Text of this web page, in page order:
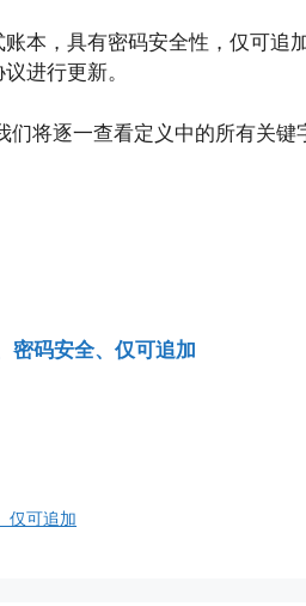
账本，具有密码安全性，仅可追
进行更新。
将逐一查看定义中的所有关键
密码安全、仅可追加
仅可追加